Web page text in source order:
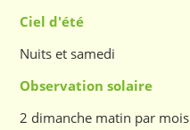
Ciel d'été
Nuits et samedi
Observation solaire
2 dimanche matin par mois